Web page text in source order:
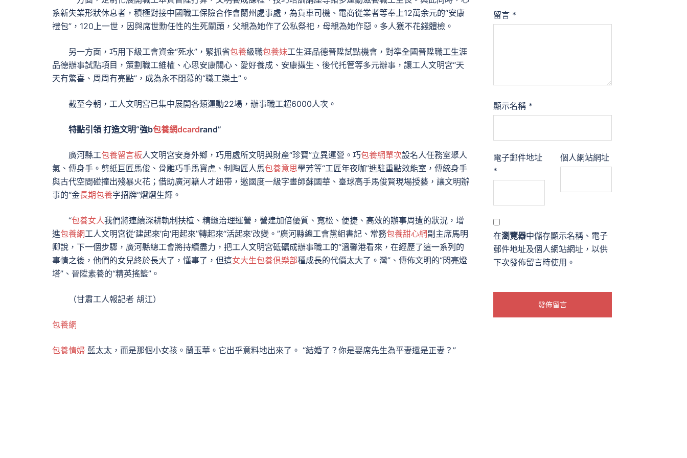
系新失業形狀休息者，積極對接中國職工保險合作會蘭州處事處，為貨車司機、電商從業者等奉上12萬余元的“安康
禮包”，120上一世，因與席世勳任性的生死關頭，父親為她作了公私祭祀，母親為她作惡。多人獲不花錢體檢。
另一方面，巧用下級工會資金“死水”，緊抓省包養級職包養妹工生涯品德晉陞試點機會，對準全國晉陞職工生涯
品德辦事試點項目，策劃職工維權、心思安康關心、愛好養成、安康攝生、後代托管等多元辦事，讓工人文明宮“天
天有驚喜、周周有亮點”，成為永不閉幕的“職工樂土”。
截至今朝，工人文明宮已集中展開各類運動22場，辦事職工超6000人次。
特點引領 打造文明“強b包養網dcardrand”
廣河縣工包養留言板人文明宮安身外鄉， 巧用處所文明與財產“珍寶”立異運營。 巧包養網單次設名人任務室聚人
氣、傳身手。剪紙巨匠馬俊、骨雕巧手馬寶虎、制陶匠人馬包養意思學芳等“工匠年夜咖”進駐重點效能室，傳統身手
與古代空間碰撞出殘暴火花；借助廣河籍人才紐帶，邀國度一級字畫師蘇國華、臺球高手馬俊賢現場授藝，讓文明辦
事的“金長期包養字招牌”熠熠生輝。
“包養女人我們將連續深耕軌制扶植、精緻治理運營，營建加倍優質、寬松、便捷、高效的辦事周遭的狀況，增
進包養網工人文明宮從‘建起來’向‘用起來’‘轉起來’‘活起來’改變。”廣河縣總工會黨組書記、常務包養甜心網副主席馬明
卿說，下一個步驟，廣河縣總工會將持續盡力，把工人文明宮砥礪成辦事職工的“溫馨港看來，在經歷了這一系列的
事情之後，他們的女兒終於長大了，懂事了，但這女大生包養俱樂部種成長的代價太大了。灣”、傳佈文明的“閃亮燈
塔”、晉陞素養的“精英搖籃”。
（甘肅工人報記者 胡江）
包養網
包養情婦 藍太太，而是那個小女孩。蘭玉華。它出乎意料地出來了。 “結婚了？你是娶席先生為平妻還是正妻？”
留言 *
顯示名稱 *
電子郵件地址
*
個人網站網址
在瀏覽器中儲存顯示名稱、電子
郵件地址及個人網站網址，以供
下次發佈留言時使用。